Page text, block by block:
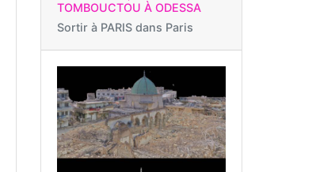
TOMBOUCTOU À ODESSA
Sortir à PARIS dans Paris